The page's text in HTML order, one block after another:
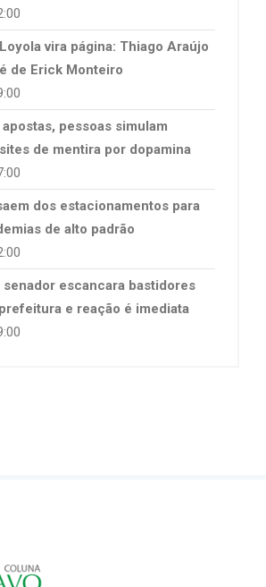
vira página: Thiago Araújo
de Erick Monteiro
pessoas simulam
de mentira por dopamina
dos estacionamentos para
de alto padrão
senador escancara bastidores
e reação é imediata